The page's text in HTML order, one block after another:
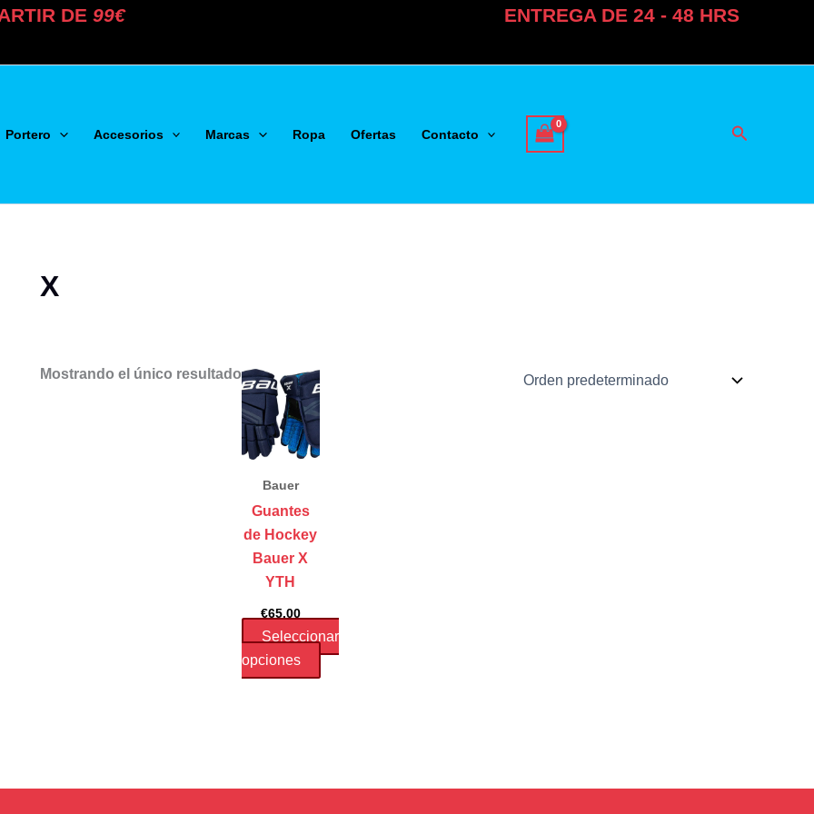
DE 99€ ENTREGA DE 24 - 48 HRS
Portero Accesorios Marcas Ropa Ofertas Contacto Buscar
X
Mostrando el único resultado
Bauer
Guantes
de Hockey
Bauer X
YTH
€65.00
Seleccionar
opciones
Este